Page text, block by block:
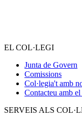
EL COL·LEGI
Junta de Govern
Comissions
Col·legia't amb
Contacteu amb
SERVEIS ALS